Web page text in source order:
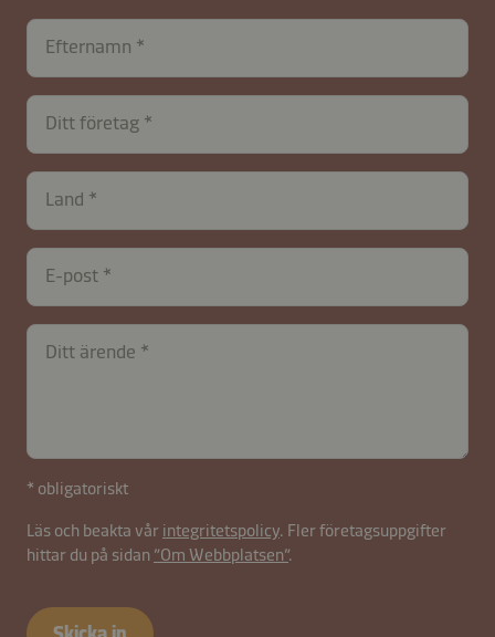
Efternamn
Ditt företag
Land
E-post
Ditt ärende
* obligatoriskt
Läs och beakta vår integritetspolicy. Fler företagsuppgifter
hittar du på sidan ”Om Webbplatsen”.
B2B-